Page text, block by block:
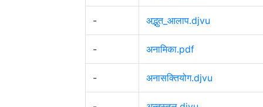
- अद्भुत_आलाप.djvu
- अनामिका.pdf
- अनासक्तियोग.djvu